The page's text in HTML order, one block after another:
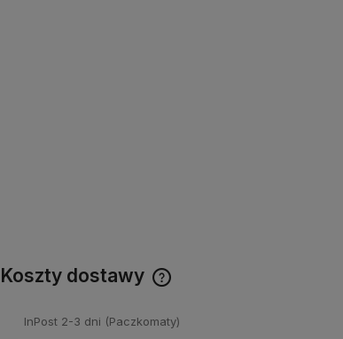
Koszty dostawy
Cena nie zawiera ewentualnych
InPost 2-3 dni (Paczkomaty)